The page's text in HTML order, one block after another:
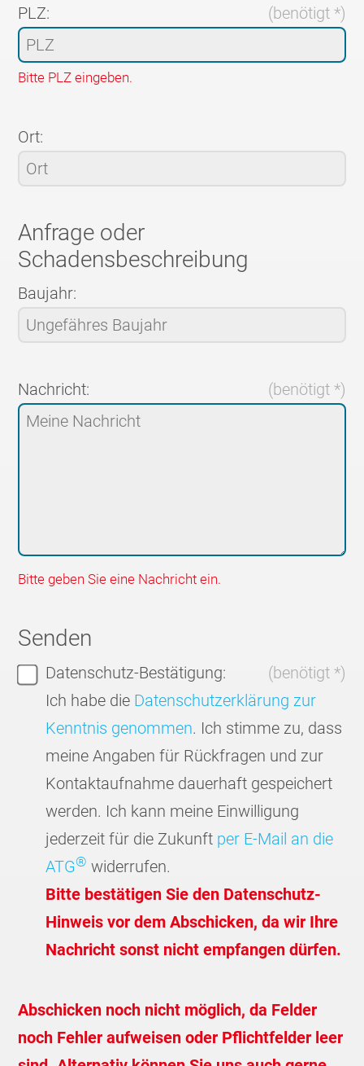
PLZ: (benötigt *)
Bitte PLZ eingeben.
Ort:
Anfrage oder
Schadensbeschreibung
Baujahr:
Nachricht: (benötigt *)
Bitte geben Sie eine Nachricht ein.
Senden
Datenschutz-Bestätigung:
(benötigt *)
Ich habe die Datenschutzerklärung zur
Kenntnis genommen. Ich stimme zu, dass
meine Angaben für Rückfragen und zur
Kontaktaufnahme dauerhaft gespeichert
werden. Ich kann meine Einwilligung
jederzeit für die Zukunft per E-Mail an die
ATG® widerrufen.
Bitte bestätigen Sie den Datenschutz-
Hinweis vor dem Abschicken, da wir Ihre
Nachricht sonst nicht empfangen dürfen.
Abschicken noch nicht möglich, da Felder
noch Fehler aufweisen oder Pflichtfelder leer